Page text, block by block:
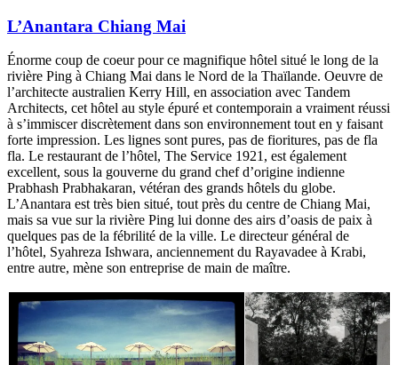
L’Anantara Chiang Mai
Énorme coup de coeur pour ce magnifique hôtel situé le long de la
rivière Ping à Chiang Mai dans le Nord de la Thaïlande. Oeuvre de
l’architecte australien Kerry Hill, en association avec Tandem
Architects, cet hôtel au style épuré et contemporain a vraiment réussi
à s’immiscer discrètement dans son environnement tout en y faisant
forte impression. Les lignes sont pures, pas de fioritures, pas de fla
fla. Le restaurant de l’hôtel, The Service 1921, est également
excellent, sous la gouverne du grand chef d’origine indienne
Prabhash Prabhakaran, vétéran des grands hôtels du globe.
L’Anantara est très bien situé, tout près du centre de Chiang Mai,
mais sa vue sur la rivière Ping lui donne des airs d’oasis de paix à
quelques pas de la fébrilité de la ville. Le directeur général de
l’hôtel, Syahreza Ishwara, anciennement du Rayavadee à Krabi,
entre autre, mène son entreprise de main de maître.